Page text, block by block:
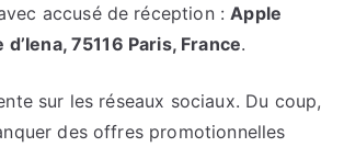
accusé de réception : Apple
d’Iena, 75116 Paris, France.
sur les réseaux sociaux. Du coup,
des offres promotionnelles